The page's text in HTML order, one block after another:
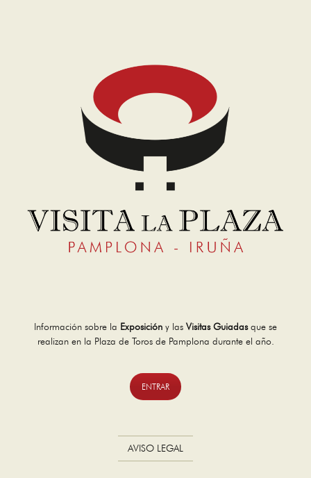
Información sobre la Exposición y las Visitas Guiadasque se
realizan en la Plaza de Toros de Pamplona durante el año.
ENTRAR
AVISO LEGAL